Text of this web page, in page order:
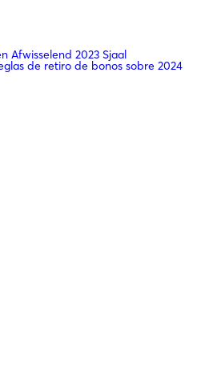
Afwisselend 2023 Sjaal
de retiro de bonos sobre 2024